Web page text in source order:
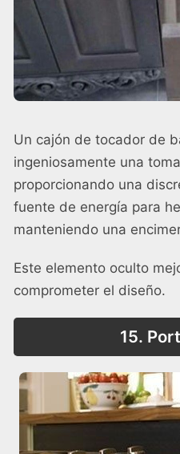
Un cajón de tocador de
ingeniosamente una
proporcionando una
fuente de energía para
manteniendo una
Este elemento oculto
comprometer el diseño.
15.